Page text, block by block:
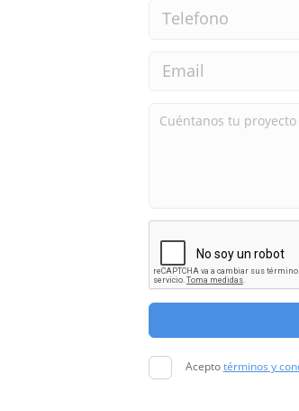
Aceptotérminos y